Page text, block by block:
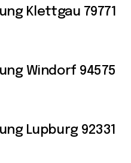
Klettgau 79771
Windorf 94575
Lupburg 92331